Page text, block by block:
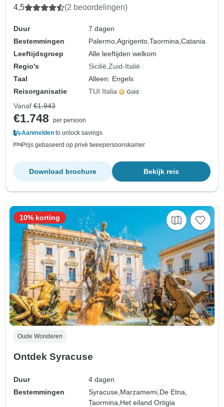
4,5 (2 beoordelingen)
Duur
7 dagen
Bestemmingen
Palermo,Agrigento,Taormina,Catania
Leeftijdsgroep
Alle leeftijden welkom
Regio's
Sicilië Zuid-Italië
Taal
Alleen: Engels
Reisorganisatie
TUI Italia
Vanaf €1.943
€1.748
per persoon
Aanmelden to unlock savings
Prijs gebaseerd op privé tweepersoonskamer
Bekijk reis
Download brochure
Oude Wonderen
Ontdek Syracuse
Duur
4 dagen
Bestemmingen
Syracuse,Marzamemi,De Etna,
Taormina,Het eiland Ortigia
10% korting